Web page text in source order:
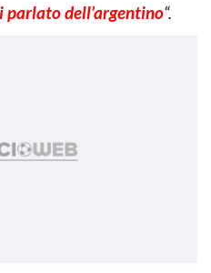
parlato dell’argentino“.